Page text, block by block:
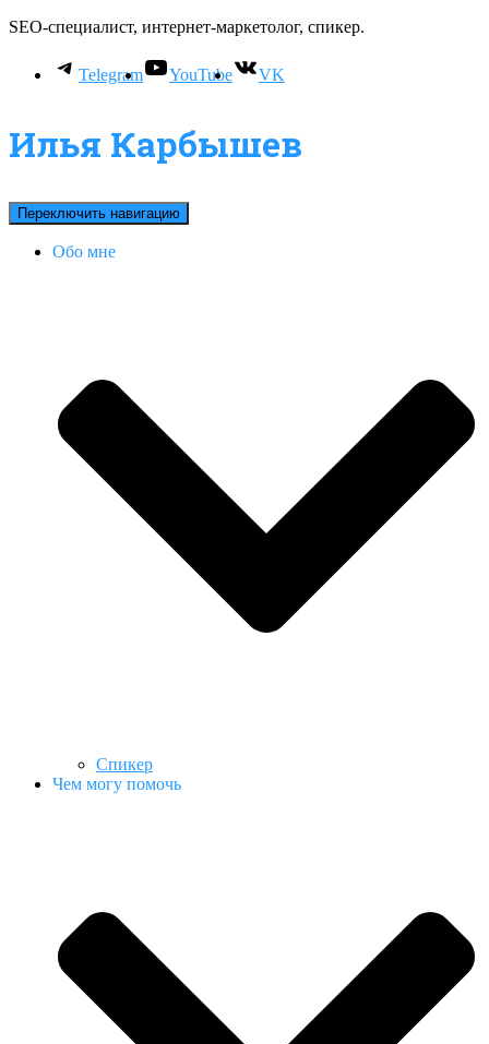
SEO-специалист, интернет-маркетолог, спикер.
Telegram YouTube VK
Илья Карбышев
Переключить навигацию
Обо мне
Спикер
Чем могу помочь